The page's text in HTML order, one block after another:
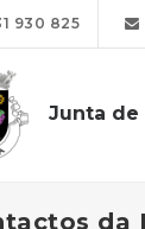
930 825
Junta de
da